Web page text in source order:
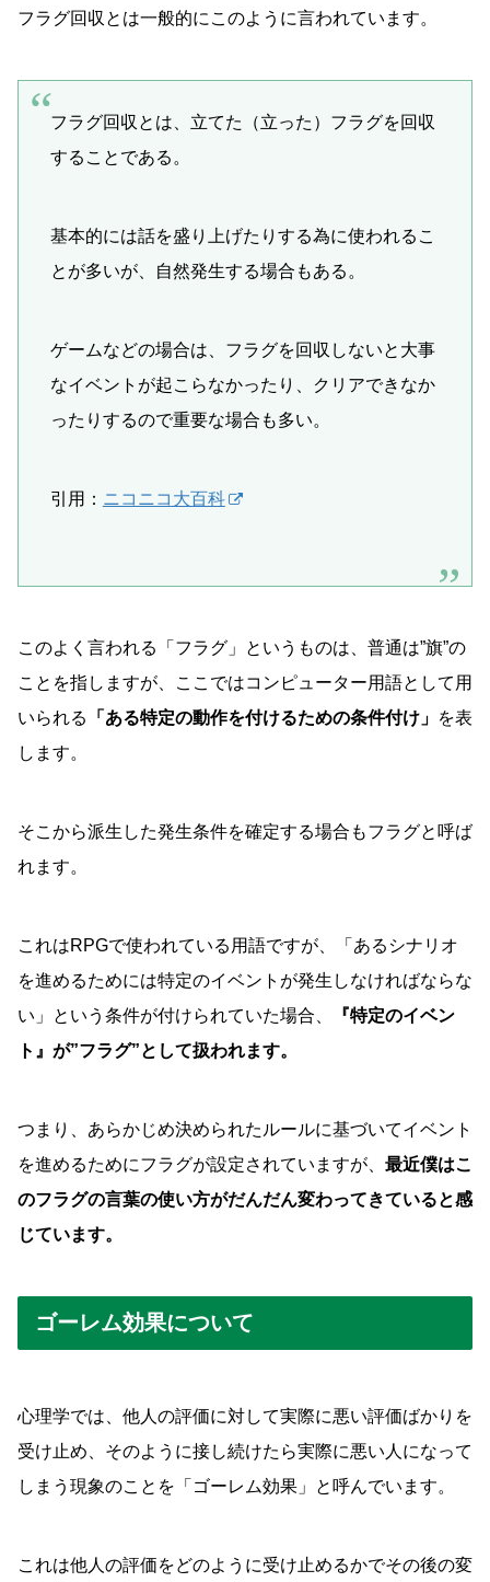
フラグ回収とは一般的にこのように言われています。
フラグ回収とは、立てた（立った）フラグを回収
することである。
基本的には話を盛り上げたりする為に使われるこ
とが多いが、自然発生する場合もある。
ゲームなどの場合は、フラグを回収しないと大事
なイベントが起こらなかったり、クリアできなか
ったりするので重要な場合も多い。
引用： ニコニコ大百科
このよく言われる「フラグ」というものは、普通は”旗”の
ことを指しますが、ここではコンピューター用語として用
いられる
「ある特定の動作を付けるための条件付け」 を表
します。
そこから派生した発生条件を確定する場合もフラグと呼ば
れます。
これはRPGで使われている用語ですが、「あるシナリオ
を進めるためには特定のイベントが発生しなければならな
い」という条件が付けられていた場合、
『特定のイベン
ト』が”フラグ”として扱われます。
つまり、あらかじめ決められたルールに基づいてイベント
を進めるためにフラグが設定されていますが、 最近僕はこ
のフラグの言葉の使い方がだんだん変わってきていると感
じています。
ゴーレム効果について
心理学では、他人の評価に対して実際に悪い評価ばかりを
受け止め、そのように接し続けたら実際に悪い人になって
しまう現象のことを「ゴーレム効果」と呼んでいます。
これは他人の評価をどのように受け止めるかでその後の変